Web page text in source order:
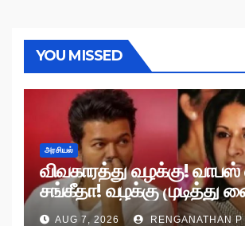
YOU MISSED
அரசியல்
விவகாரத்து வழக்கு!
சங்கீதா! வழக்கு முடித்து
AUG 7, 2026 RENGANATHAN P